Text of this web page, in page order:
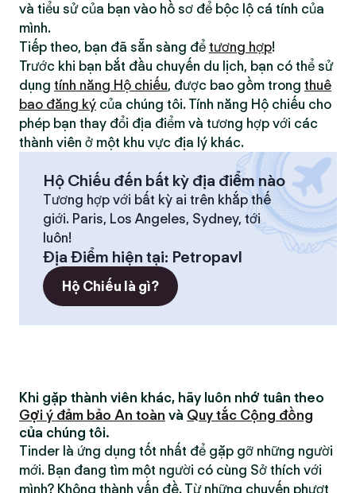
và tiểu sử của bạn vào hồ sơ để bộc lộ cá tính của
mình.
Tiếp theo, bạn đã sẵn sàng để tương hợp!
Trước khi bạn bắt đầu chuyến du lịch, bạn có thể sử
dụng tính năng Hộ chiếu, được bao gồm trong thuê
bao đăng ký của chúng tôi. Tính năng Hộ chiếu cho
phép bạn thay đổi địa điểm và tương hợp với các
thành viên ở một khu vực địa lý khác.
Hộ Chiếu đến bất kỳ địa điểm nào
Tương hợp với bất kỳ ai trên khắp thế
giới. Paris, Los Angeles, Sydney, tới
luôn!
Địa Điểm hiện tại: Petropavl
Hộ Chiếu là gì?
Khi gặp thành viên khác, hãy luôn nhớ tuân theo
Gợi ý đảm bảo An toàn và Quy tắc Cộng đồng
của chúng tôi.
Tinder là ứng dụng tốt nhất để gặp gỡ những người
mới. Bạn đang tìm một người có cùng Sở thích với
mình? Không thành vấn đề. Từ những chuyến phượt